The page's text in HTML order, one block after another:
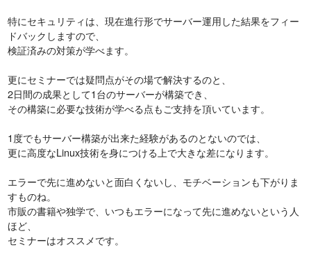
特にセキュリティは、現在進行形でサーバー運用した結果をフィー
ドバックしますので、
検証済みの対策が学べます。
更にセミナーでは疑問点がその場で解決するのと、
2日間の成果として1台のサーバーが構築でき、
その構築に必要な技術が学べる点もご支持を頂いています。
1度でもサーバー構築が出来た経験があるのとないのでは、
更に高度なLinux技術を身につける上で大きな差になります。
エラーで先に進めないと面白くないし、モチベーションも下がりま
すものね。
市販の書籍や独学で、いつもエラーになって先に進めないという人
ほど、
セミナーはオススメです。